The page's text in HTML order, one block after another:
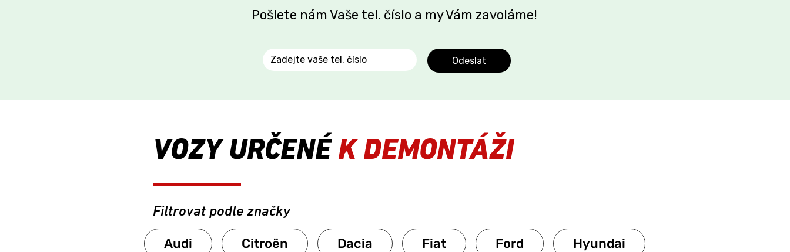
Pošlete nám Vaše tel. číslo a my Vám zavoláme!
Odeslat
VOZY URČENÉ K DEMONTÁŽI
Filtrovat podle značky
Audi Citroën Dacia Fiat Ford Hyundai